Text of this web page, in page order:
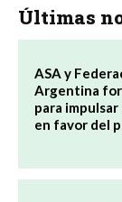
Últimas
ASA y
Argentina
para
en favor del